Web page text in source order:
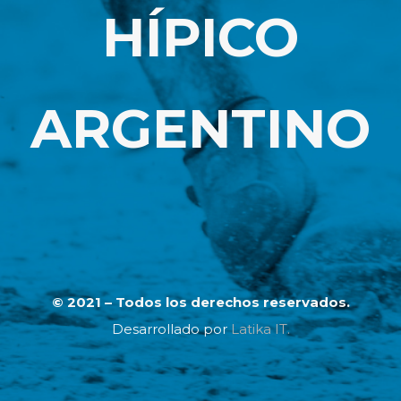
HÍPICO
ARGENTINO
© 2021 – Todos los derechos reservados.
Desarrollado porLatika IT.